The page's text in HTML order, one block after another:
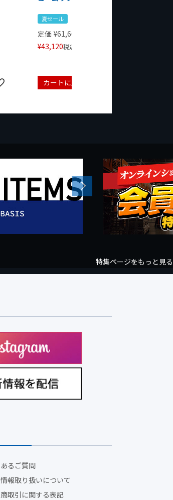
夏セール
定価 ¥61,600
¥43,120税込
カートに入れる
Next
特集ページをもっと見る
るご質問
報取り扱いについて
取引に関する表記